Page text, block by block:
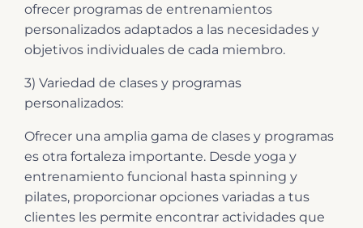
ofrecer programas de entrenamientos
personalizados adaptados a las necesidades y
objetivos individuales de cada miembro.
3) Variedad de clases y programas
personalizados:
Ofrecer una amplia gama de clases y programas
es otra fortaleza importante. Desde yoga y
entrenamiento funcional hasta spinning y
pilates, proporcionar opciones variadas a tus
clientes les permite encontrar actividades que